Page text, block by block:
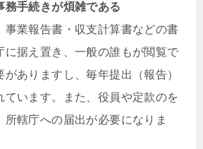
手続きが煩雑である
事業報告書・収支計算書などの書
に据え置き、一般の誰もが閲覧で
ありますし、毎年提出（報告）
ています。また、役員や定款のを
轄庁への届出が必要になりま